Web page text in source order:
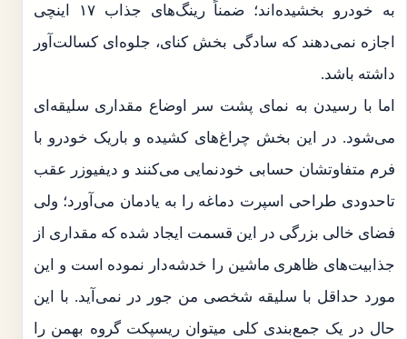
به خودرو بخشیده‌اند؛ ضمناً رینگ‌های جذاب ۱۷ اینچی
اجازه نمی‌دهند که سادگی بخش کنای، جلوه‌ای کسالت‌آور
داشته باشد.
اما با رسیدن به نمای پشت سر اوضاع مقداری سلیقه‌ای
می‌شود. در این بخش چراغ‌های کشیده و باریک خودرو با
فرم متفاوتشان حسابی خودنمایی می‌کنند و دیفیوزر عقب
تاحدودی طراحی اسپرت دماغه را به یادمان می‌آورد؛ ولی
فضای خالی بزرگی در این قسمت ایجاد شده که مقداری از
جذابیت‌های ظاهری ماشین را خدشه‌دار نموده است و این
مورد حداقل با سلیقه شخصی من جور در نمی‌آید. با این
حال در یک جمع‌بندی کلی میتوان ریسپکت گروه بهمن را